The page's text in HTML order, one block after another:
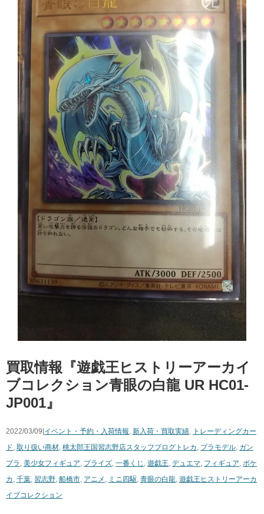
買取情報『遊戯王ヒストリーアーカイ
ブコレクション青眼の白龍 ​UR ​HC01-
JP001』
2022/03/09|イベント・予約・入荷情報 新入荷・買取実績
トレーディングカー
ド 取り扱い商材 桃太郎王国習志野店スタッフブログ トレカ プラモデル ガン
プラ 美少女フィギュア プライズ 一番くじ 遊戯王 デュエマ フィギュア ポケ
カ 千葉 習志野 船橋市 アニメ ミニ四駆 青眼の白龍 遊戯王ヒストリーアーカ
イブコレクション